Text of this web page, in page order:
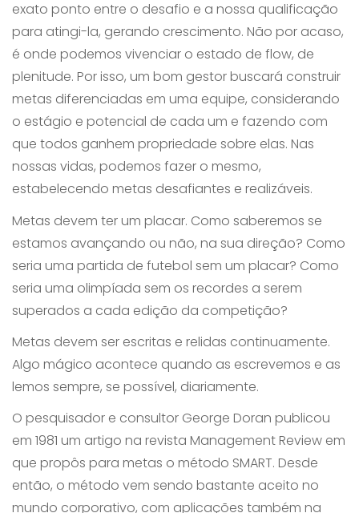
exato ponto entre o desafio e a nossa qualificação
para atingi-la, gerando crescimento. Não por acaso,
é onde podemos vivenciar o estado de flow, de
plenitude. Por isso, um bom gestor buscará construir
metas diferenciadas em uma equipe, considerando
o estágio e potencial de cada um e fazendo com
que todos ganhem propriedade sobre elas. Nas
nossas vidas, podemos fazer o mesmo,
estabelecendo metas desafiantes e realizáveis.
Metas devem ter um placar. Como saberemos se
estamos avançando ou não, na sua direção? Como
seria uma partida de futebol sem um placar? Como
seria uma olimpíada sem os recordes a serem
superados a cada edição da competição?
Metas devem ser escritas e relidas continuamente.
Algo mágico acontece quando as escrevemos e as
lemos sempre, se possível, diariamente.
O pesquisador e consultor George Doran publicou
em 1981 um artigo na revista Management Review em
que propôs para metas o método SMART. Desde
então, o método vem sendo bastante aceito no
mundo corporativo, com aplicações também na